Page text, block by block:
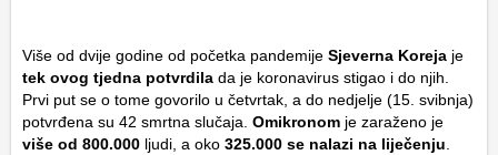
Više od dvije godine od početka pandemije Sjeverna Koreja je
tek ovog tjedna potvrdila da je koronavirus stigao i do njih.
Prvi put se o tome govorilo u četvrtak, a do nedjelje (15. svibnja)
potvrđena su 42 smrtna slučaja. Omikronom je zaraženo je
više od 800.000 ljudi, a oko 325.000 se nalazi na liječenju.